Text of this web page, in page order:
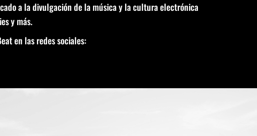
a la divulgación de la música y la cultura electrónica
y más.
en las redes sociales: